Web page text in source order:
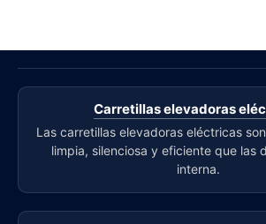
Carretillas elevadoras
Las carretillas elevadoras eléctricas
limpia, silenciosa y eficiente que las
interna.